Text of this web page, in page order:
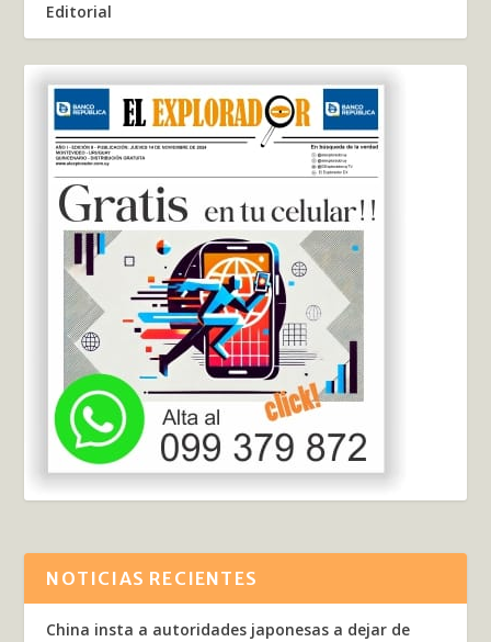
Editorial
NOTICIAS RECIENTES
China insta a autoridades japonesas a dejar de